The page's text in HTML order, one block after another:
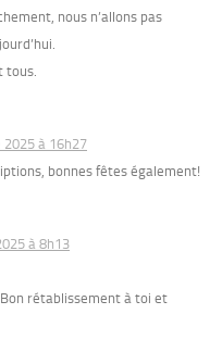
nous n’allons pas
tous.
2025 à 16h27
bonnes fêtes également!
à 8h13
rétablissement à toi et